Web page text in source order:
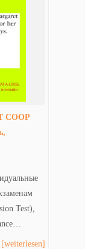
COOP
Test),
[weiterlesen]